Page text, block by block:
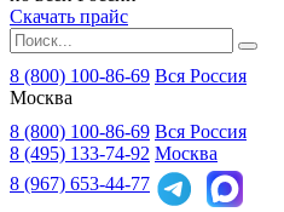
Скачать прайс
8 (800) 100-86-69 Вся Россия
Москва
8 (800) 100-86-69 Вся Россия
8 (495) 133-74-92 Москва
8 (967) 653-44-77